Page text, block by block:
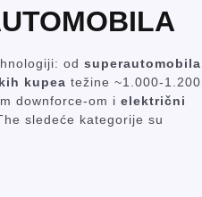
od superautomobila
kupea težine ~1.000-1.200
downforce-om i električni
sledeće kategorije su